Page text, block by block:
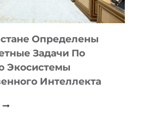
Определены
Задачи По
Экосистемы
Интеллекта